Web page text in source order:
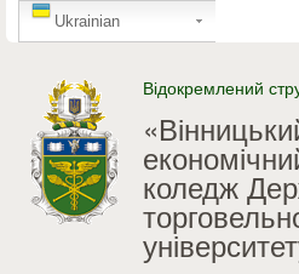
Перейти до
GTranslate
Ukrainian
Відокремлений
коледж